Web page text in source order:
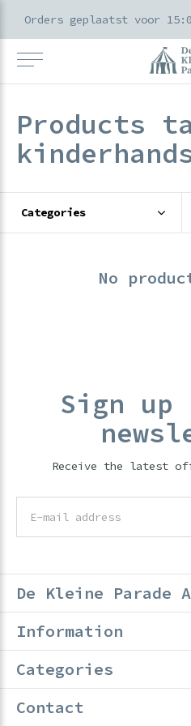
Products
Categories
No
Sign
Receive the latest
De Kleine Parade
Information
Categories
Contact